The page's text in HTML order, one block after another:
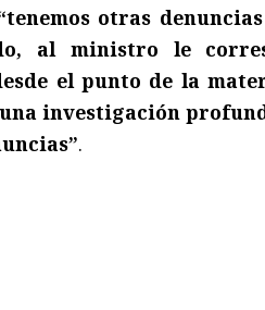
otras
al ministro le
el punto de la
investigación
.